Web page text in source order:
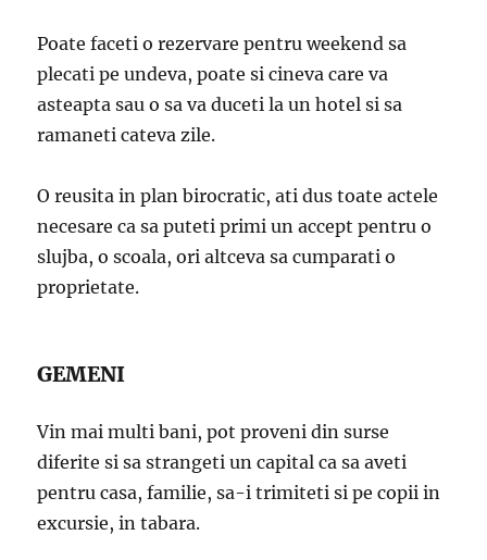
Poate faceti o rezervare pentru weekend sa
plecati pe undeva, poate si cineva care va
asteapta sau o sa va duceti la un hotel si sa
ramaneti cateva zile.
O reusita in plan birocratic, ati dus toate actele
necesare ca sa puteti primi un accept pentru o
slujba, o scoala, ori altceva sa cumparati o
proprietate.
GEMENI
Vin mai multi bani, pot proveni din surse
diferite si sa strangeti un capital ca sa aveti
pentru casa, familie, sa-i trimiteti si pe copii in
excursie, in tabara.